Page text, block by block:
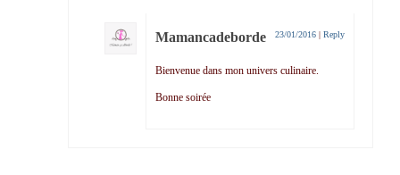
Mamancadeborde 23/01/2016 | Reply
Bienvenue dans mon univers culinaire.
Bonne soirée